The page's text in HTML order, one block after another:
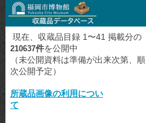
現在、収蔵品目録 1〜41 掲載分の
210637件を公開中
（未公開資料は準備が出来次第、順
次公開予定）
所蔵品画像の利用につい
て